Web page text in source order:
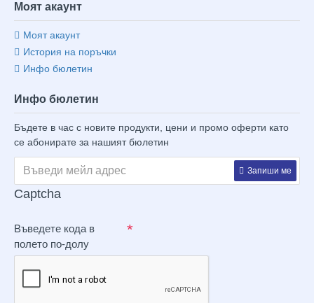
Моят акаунт
Моят акаунт
История на поръчки
Инфо бюлетин
Инфо бюлетин
Бъдете в час с новите продукти, цени и промо оферти като
се абонирате за нашият бюлетин
Запиши ме
Captcha
Въведете кода в
полето по-долу